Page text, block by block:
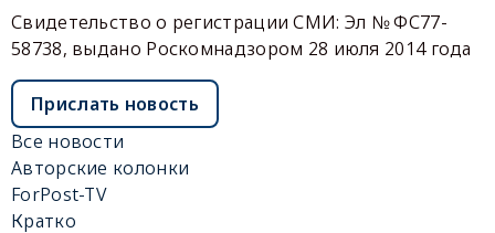
Свидетельство о регистрации СМИ: Эл № ФС77-
58738, выдано Роскомнадзором 28 июля 2014 года
Прислать новость
Все новости
Авторские колонки
ForPost-TV
Кратко